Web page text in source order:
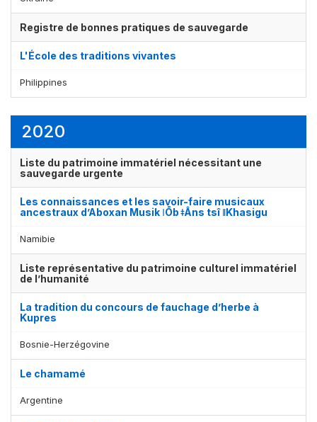
Registre de bonnes pratiques de sauvegarde
L'École des traditions vivantes
Philippines
2020
Liste du patrimoine immatériel nécessitant une
sauvegarde urgente
Les connaissances et les savoir-faire musicaux
ancestraux d’Aboxan Musik ǀŌb ǂÂns tsî ǁKhasigu
Namibie
Liste représentative du patrimoine culturel immatériel
de l’humanité
La tradition du concours de fauchage d’herbe à
Kupres
Bosnie-Herzégovine
Le chamamé
Argentine